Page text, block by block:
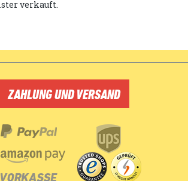
verkauft.
ZAHLUNG UND VERSAND